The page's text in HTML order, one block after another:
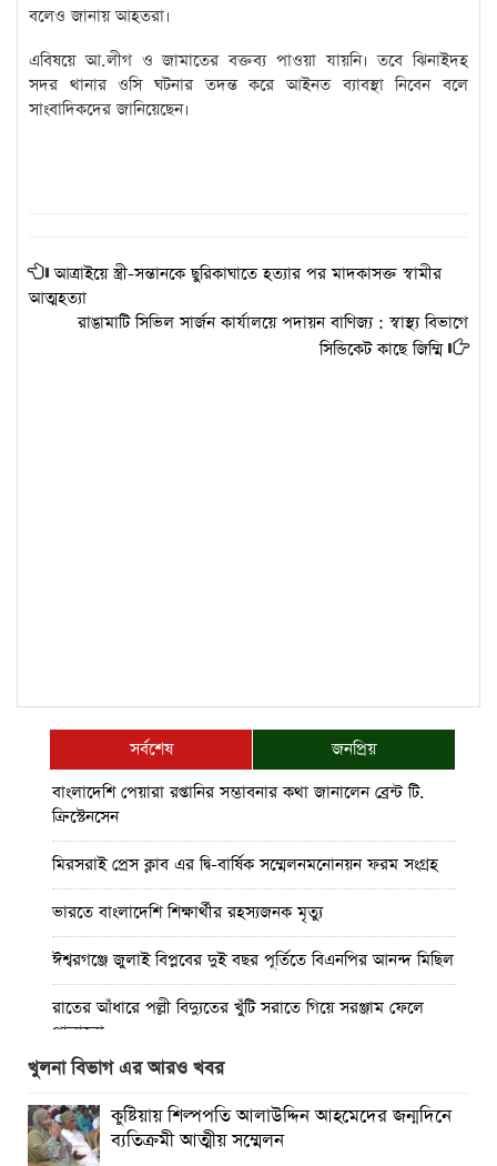
বলেও জানায় আহতরা।
এবিষয়ে আ.লীগ ও জামাতের বক্তব্য পাওয়া যায়নি। তবে ঝিনাইদহ
সদর থানার ওসি ঘটনার তদন্ত করে আইনত ব্যাবস্থা নিবেন বলে
সাংবাদিকদের জানিয়েছেন।
আত্রাইয়ে স্ত্রী-সন্তানকে ছুরিকাঘাতে হত্যার পর মাদকাসক্ত স্বামীর
আত্মহত্যা
রাঙামাটি সিভিল সার্জন কার্যালয়ে পদায়ন বাণিজ্য : স্বাস্থ্য বিভাগে
সিন্ডিকেট কাছে জিম্মি
সর্বশেষ
জনপ্রিয়
বাংলাদেশি পেয়ারা রপ্তানির সম্ভাবনার কথা জানালেন ব্রেন্ট টি.
ক্রিস্টেনসেন
মিরসরাই প্রেস ক্লাব এর দ্বি-বার্ষিক সম্মেলনমনোনয়ন ফরম সংগ্রহ
ভারতে বাংলাদেশি শিক্ষার্থীর রহস্যজনক মৃত্যু
ঈশ্বরগঞ্জে জুলাই বিপ্লবের দুই বছর পূর্তিতে বিএনপির আনন্দ মিছিল
রাতের আঁধারে পল্লী বিদ্যুতের খুঁটি সরাতে গিয়ে সরঞ্জাম ফেলে
পালালো
মিরসরাইয়ে ৪০ হাজার ৫শত পিস ইয়াবা সহ গ্রেফতার-৩
কাপ্তাই সড়কে বাস- মোটরসাইকেল সংঘর্ষে পা বিচ্ছিন্ন হয়ে যুবকের
মৃত্যু
খুলনা বিভাগ এর আরও খবর
কুষ্টিয়ায় শিল্পপতি আলাউদ্দিন আহমেদের জন্মদিনে
ব্যতিক্রমী আত্মীয় সম্মেলন